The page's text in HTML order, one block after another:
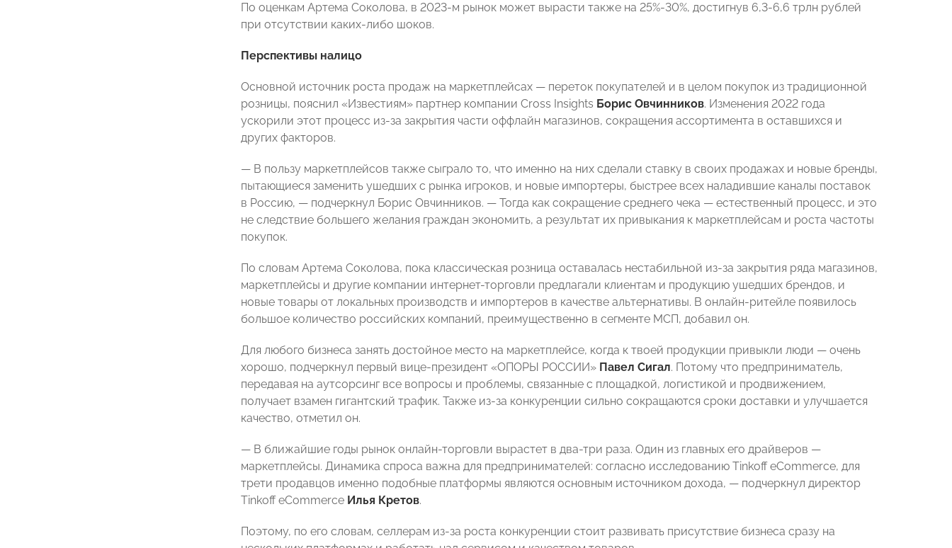
По оценкам Артема Соколова, в 2023-м рынок может вырасти также на 25%-30%, достигнув 6,3-6,6 трлн рублей
при отсутствии каких-либо шоков.
Перспективы налицо
Основной источник роста продаж на маркетплейсах — переток покупателей и в целом покупок из традиционной
розницы, пояснил «Известиям» партнер компании Cross Insights Борис Овчинников. Изменения 2022 года
ускорили этот процесс из-за закрытия части оффлайн магазинов, сокращения ассортимента в оставшихся и
других факторов.
— В пользу маркетплейсов также сыграло то, что именно на них сделали ставку в своих продажах и новые бренды,
пытающиеся заменить ушедших с рынка игроков, и новые импортеры, быстрее всех наладившие каналы поставок
в Россию, — подчеркнул Борис Овчинников. — Тогда как сокращение среднего чека — естественный процесс, и это
не следствие большего желания граждан экономить, а результат их привыкания к маркетплейсам и роста частоты
покупок.
По словам Артема Соколова, пока классическая розница оставалась нестабильной из-за закрытия ряда магазинов,
маркетплейсы и другие компании интернет-торговли предлагали клиентам и продукцию ушедших брендов, и
новые товары от локальных производств и импортеров в качестве альтернативы. В онлайн-ритейле появилось
большое количество российских компаний, преимущественно в сегменте МСП, добавил он.
Для любого бизнеса занять достойное место на маркетплейсе, когда к твоей продукции привыкли люди — очень
хорошо, подчеркнул первый вице-президент «ОПОРЫ РОССИИ» Павел Сигал. Потому что предприниматель,
передавая на аутсорсинг все вопросы и проблемы, связанные с площадкой, логистикой и продвижением,
получает взамен гигантский трафик. Также из-за конкуренции сильно сокращаются сроки доставки и улучшается
качество, отметил он.
— В ближайшие годы рынок онлайн-торговли вырастет в два-три раза. Один из главных его драйверов —
маркетплейсы. Динамика спроса важна для предпринимателей: согласно исследованию Tinkoff eCommerce, для
трети продавцов именно подобные платформы являются основным источником дохода, — подчеркнул директор
Tinkoff eCommerce Илья Кретов.
Поэтому, по его словам, селлерам из-за роста конкуренции стоит развивать присутствие бизнеса сразу на